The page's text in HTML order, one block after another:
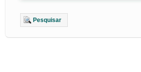
Pesquisar